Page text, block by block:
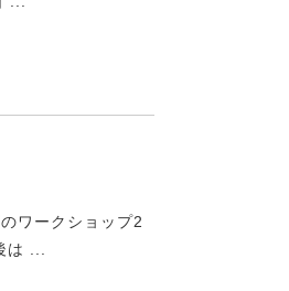
ワークショップ2
は ...